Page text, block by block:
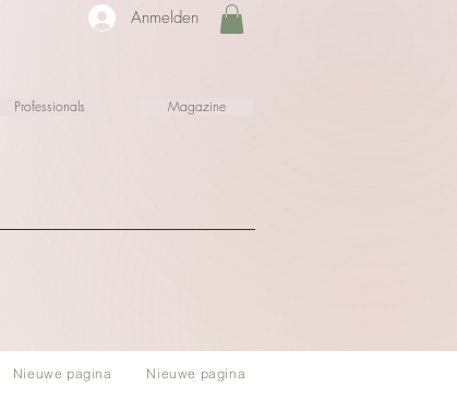
Anmelden
Professionals Magazine
Nieuwe pagina Nieuwe pagina